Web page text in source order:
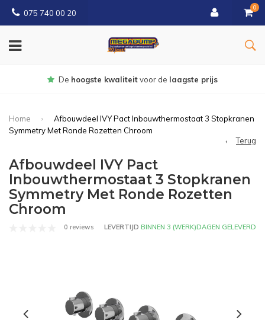
075 740 00 20
0
Gratisbezorgd vanaf € 150
Home
Afbouwdeel IVY Pact Inbouwthermostaat 3 Stopkranen
Symmetry Met Ronde Rozetten Chroom
Terug
Afbouwdeel IVY Pact
Inbouwthermostaat 3 Stopkranen
Symmetry Met Ronde Rozetten
Chroom
0 reviews LEVERTIJD BINNEN 3 (WERK)DAGEN GELEVERD